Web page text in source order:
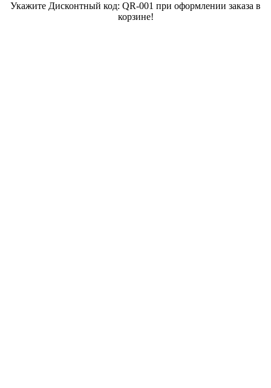
Укажите Дисконтный код: QR-001 при оформлении заказа в
корзине!